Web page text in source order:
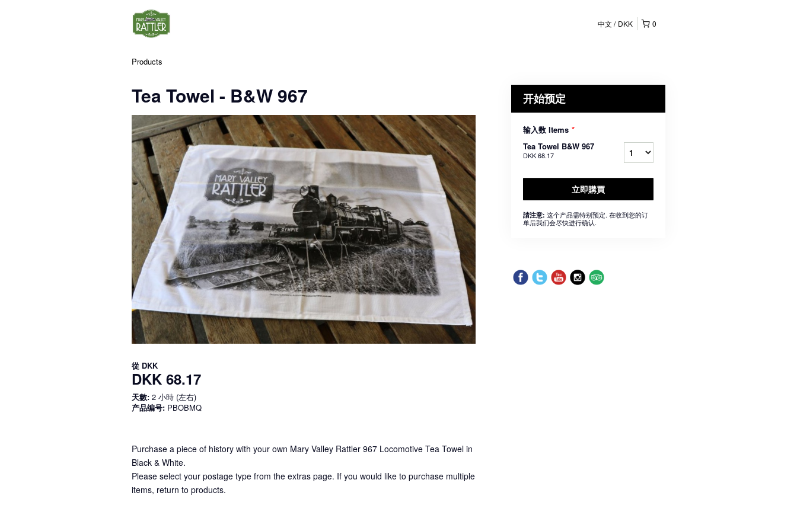
0
中文 DKK
Products
Tea Towel - B&W 967
從 DKK
DKK 68.17
天數: 2 小時 (左右)
产品编号: PBOBMQ
Purchase a piece of history with your own Mary Valley Rattler 967 Locomotive Tea Towel in
Black & White.
Please select your postage type from the extras page. If you would like to purchase multiple
items, return to products.
开始预定
输入数 Items *
Tea Towel B&W 967
DKK 68.17
立即購買
請注意: 这个产品需特别预定. 在收到您的订
单后我们会尽快进行确认.